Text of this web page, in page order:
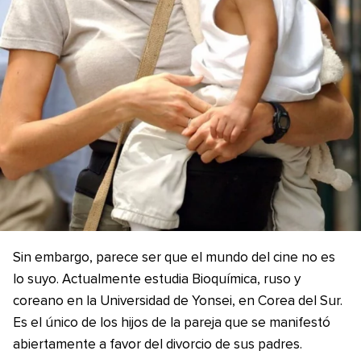
Sin embargo, parece ser que el mundo del cine no es
lo suyo. Actualmente estudia Bioquímica, ruso y
coreano en la Universidad de Yonsei, en Corea del Sur.
Es el único de los hijos de la pareja que se manifestó
abiertamente a favor del divorcio de sus padres.